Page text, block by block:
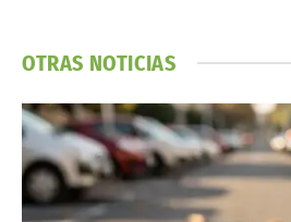
OTRAS NOTICIAS